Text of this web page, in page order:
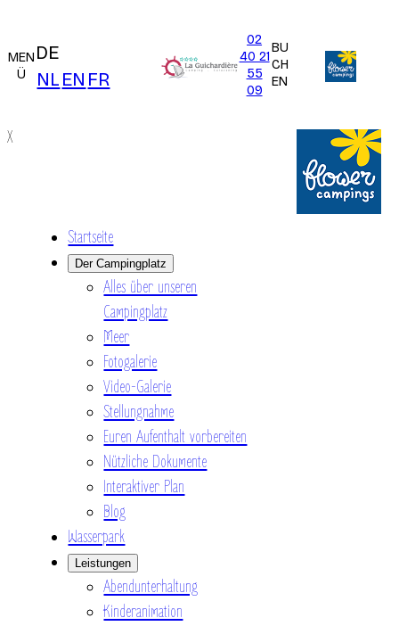
MEN
Ü
DE
NL EN FR
02
40 21
55
09
BU
CH
EN
X
Startseite
Der Campingplatz
Alles über unseren
Campingplatz
Meer
Fotogalerie
Video-Galerie
Stellungnahme
Euren Aufenthalt vorbereiten
Nützliche Dokumente
Interaktiver Plan
Blog
Wasserpark
Leistungen
Abendunterhaltung
Kinderanimation